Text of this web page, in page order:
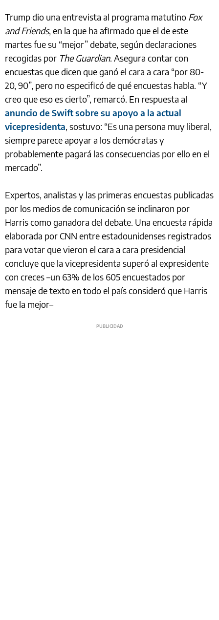
Trump dio una entrevista al programa matutino Fox
and Friends, en la que ha afirmado que el de este
martes fue su “mejor” debate, según declaraciones
recogidas por The Guardian. Asegura contar con
encuestas que dicen que ganó el cara a cara “por 80-
20, 90”, pero no especificó de qué encuestas habla. “Y
creo que eso es cierto”, remarcó. En respuesta al
anuncio de Swift sobre su apoyo a la actual
vicepresidenta, sostuvo: “Es una persona muy liberal,
siempre parece apoyar a los demócratas y
probablemente pagará las consecuencias por ello en el
mercado”.
Expertos, analistas y las primeras encuestas publicadas
por los medios de comunicación se inclinaron por
Harris como ganadora del debate. Una encuesta rápida
elaborada por CNN entre estadounidenses registrados
para votar que vieron el cara a cara presidencial
concluye que la vicepresidenta superó al expresidente
con creces –un 63% de los 605 encuestados por
mensaje de texto en todo el país consideró que Harris
fue la mejor–